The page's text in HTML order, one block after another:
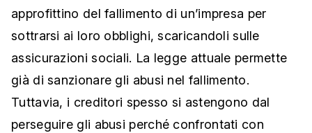
approfittino del fallimento di un’impresa per
sottrarsi ai loro obblighi, scaricandoli sulle
assicurazioni sociali. La legge attuale permette
già di sanzionare gli abusi nel fallimento.
Tuttavia, i creditori spesso si astengono dal
perseguire gli abusi perché confrontati con